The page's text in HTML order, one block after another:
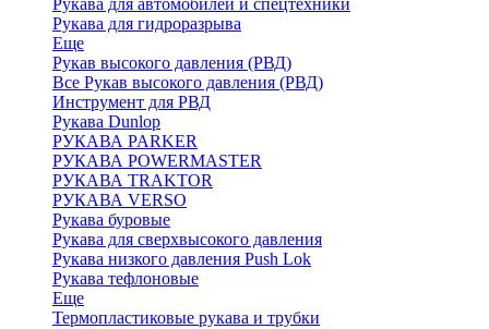
Рукава для автомобилей и спецтехники
Рукава для гидроразрыва
Еще
Рукав высокого давления (РВД)
Все Рукав высокого давления (РВД)
Инструмент для РВД
Рукава Dunlop
РУКАВА PARKER
РУКАВА POWERMASTER
РУКАВА TRAKTOR
РУКАВА VERSO
Рукава буровые
Рукава для сверхвысокого давления
Рукава низкого давления Push Lok
Рукава тефлоновые
Еще
Термопластиковые рукава и трубки